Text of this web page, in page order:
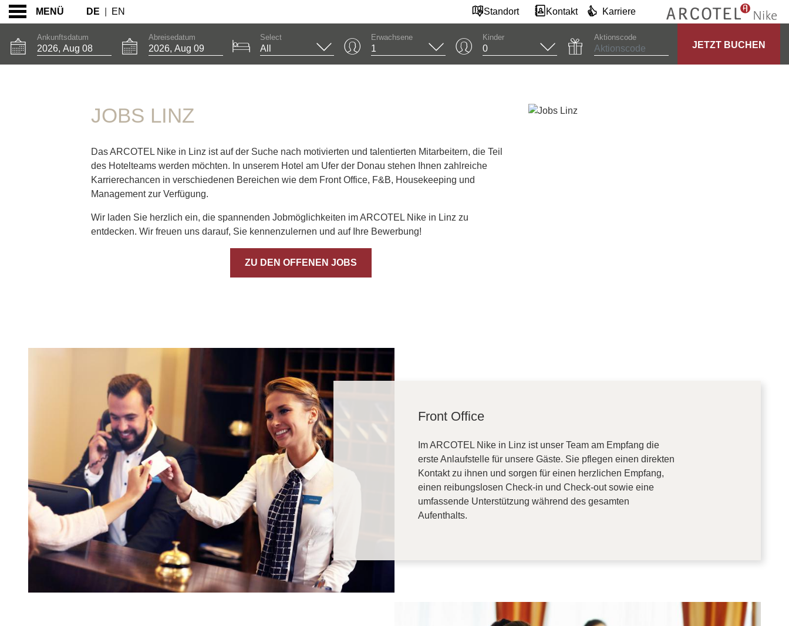
Standort Kontakt Karriere
MENÜ DE EN
Ankunftsdatum Abreisedatum Select Erwachsene Kinder Aktionscode
JETZT BUCHEN
JOBS LINZ
Das ARCOTEL Nike in Linz ist auf der Suche nach motivierten und talentierten Mitarbeitern, die Teil
des Hotelteams werden möchten. In unserem Hotel am Ufer der Donau stehen Ihnen zahlreiche
Karrierechancen in verschiedenen Bereichen wie dem Front Office, F&B, Housekeeping und
Management zur Verfügung.
Wir laden Sie herzlich ein, die spannenden Jobmöglichkeiten im ARCOTEL Nike in Linz zu
entdecken. Wir freuen uns darauf, Sie kennenzulernen und auf Ihre Bewerbung!
ZU DEN OFFENEN JOBS
CONTENT BLOCKS
Front Office
Im ARCOTEL Nike in Linz ist unser Team am Empfang die
erste Anlaufstelle für unsere Gäste. Sie pflegen einen direkten
Kontakt zu ihnen und sorgen für einen herzlichen Empfang,
einen reibungslosen Check-in und Check-out sowie eine
umfassende Unterstützung während des gesamten
Aufenthalts.